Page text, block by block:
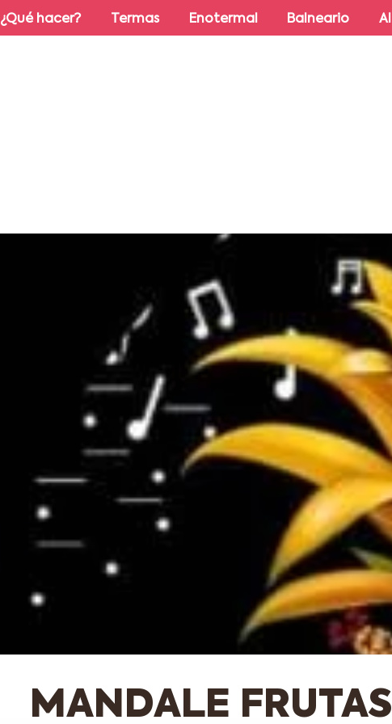
¿Qué hacer? Termas Enotermal Balneario
MANDALE FRUTAS